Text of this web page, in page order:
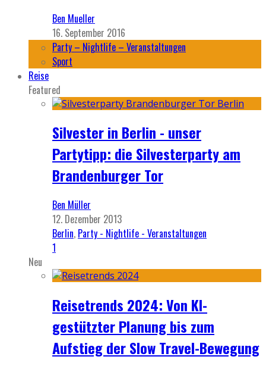
Ben Mueller
16. September 2016
Party – Nightlife – Veranstaltungen
Sport
Reise
Featured
Silvester in Berlin - unser
Partytipp: die Silvesterparty am
Brandenburger Tor
Ben Müller
12. Dezember 2013
Berlin, Party - Nightlife - Veranstaltungen
1
Neu
Reisetrends 2024: Von KI-
gestützter Planung bis zum
Aufstieg der Slow Travel-Bewegung